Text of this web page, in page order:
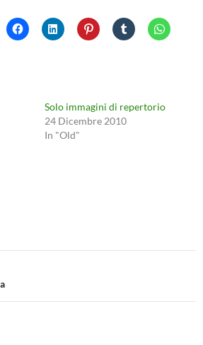
Solo immagini di repertorio
24 Dicembre 2010
In "Old"